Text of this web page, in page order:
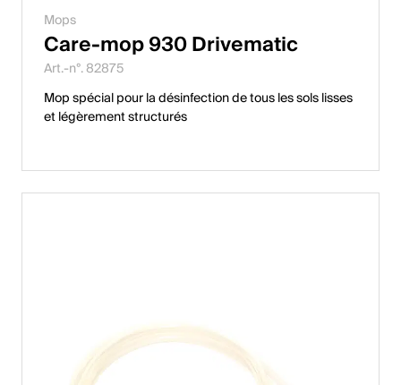
Mops
Care-mop 930 Drivematic
Art.-n°. 82875
Mop spécial pour la désinfection de tous les sols lisses
et légèrement structurés